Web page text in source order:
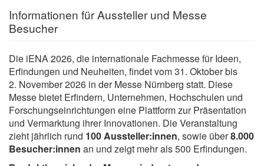
Informationen für Aussteller und Messe
Besucher
Die iENA 2026, die internationale Fachmesse für Ideen,
Erfindungen und Neuheiten, findet vom 31. Oktober bis
2. November 2026 in der Messe Nürnberg statt. Diese
Messe bietet Erfindern, Unternehmen, Hochschulen und
Forschungseinrichtungen eine Plattform zur Präsentation
und Vermarktung ihrer Innovationen. Die Veranstaltung
zieht jährlich rund 100 Aussteller:innen, sowie über8.000
Besucher:innen an und zeigt mehr als 500 Erfindungen.